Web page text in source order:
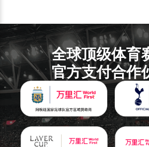
全球顶级体育
官方支付合作